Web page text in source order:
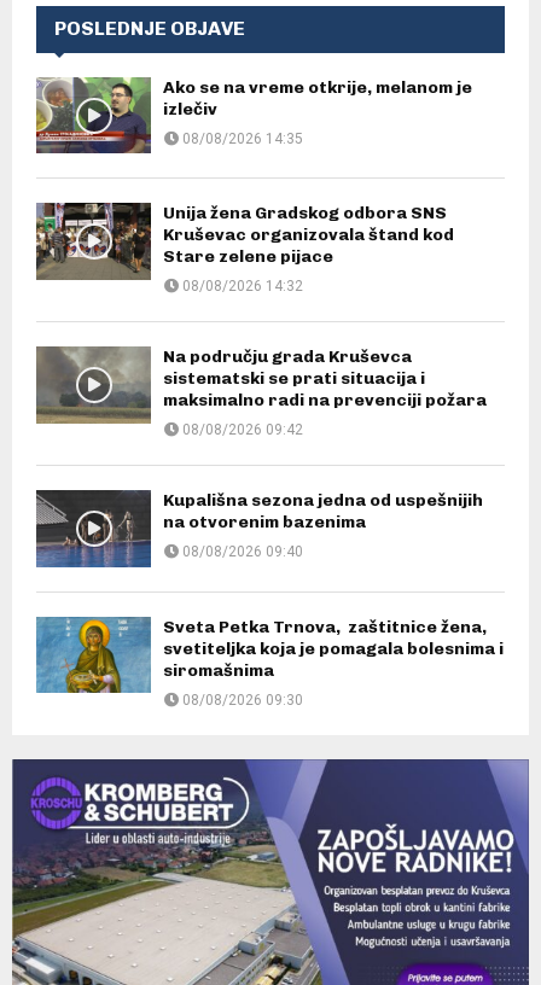
POSLEDNJE OBJAVE
Ako se na vreme otkrije, melanom je
izlečiv
08/08/2026 14:35
Unija žena Gradskog odbora SNS
Kruševac organizovala štand kod
Stare zelene pijace
08/08/2026 14:32
Na području grada Kruševca
sistematski se prati situacija i
maksimalno radi na prevenciji požara
08/08/2026 09:42
Kupališna sezona jedna od uspešnijih
na otvorenim bazenima
08/08/2026 09:40
Sveta Petka Trnova, zaštitnice žena,
svetiteljka koja je pomagala bolesnima i
siromašnima
08/08/2026 09:30